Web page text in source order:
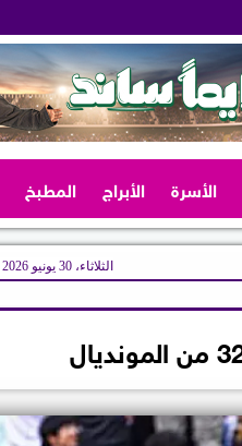
الأسرة الأبراج المطبخ
الثلاثاء، 30 يونيو 2026